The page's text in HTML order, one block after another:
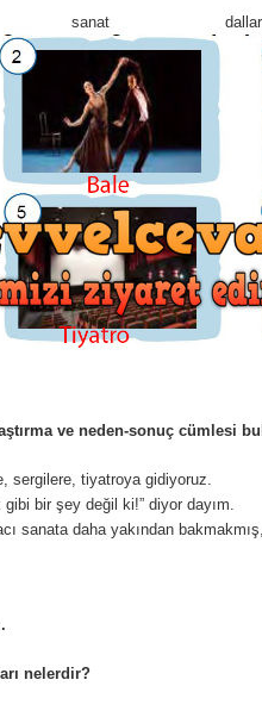
dallarını
ve neden-sonuç cümlesi
sergilere, tiyatroya gidiyoruz.
bir şey değil ki!” diyor dayım.
sanata daha yakından
nelerdir?